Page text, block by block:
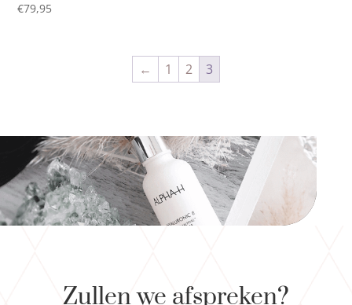
€79,95
← 1 2 3
Zullen we afspreken?